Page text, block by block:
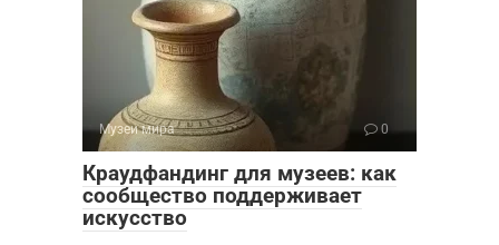
Музеи мира 0
Краудфандинг для музеев: как
сообщество поддерживает
искусство